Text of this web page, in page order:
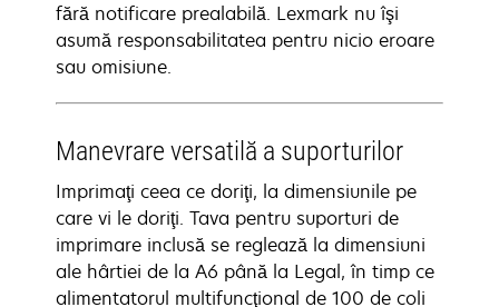
fără notificare prealabilă. Lexmark nu îşi
asumă responsabilitatea pentru nicio eroare
sau omisiune.
Manevrare versatilă a suporturilor
Imprimaţi ceea ce doriţi, la dimensiunile pe
care vi le doriţi. Tava pentru suporturi de
imprimare inclusă se reglează la dimensiuni
ale hârtiei de la A6 până la Legal, în timp ce
alimentatorul multifuncţional de 100 de coli